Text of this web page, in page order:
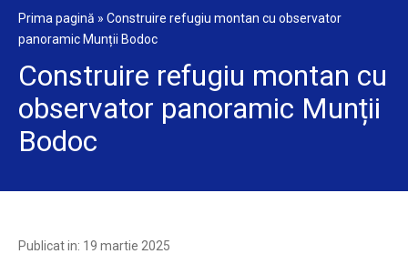
Prima pagină » Construire refugiu montan cu observator
panoramic Munții Bodoc
Construire refugiu montan cu
observator panoramic Munții
Bodoc
Publicat in: 19 martie 2025